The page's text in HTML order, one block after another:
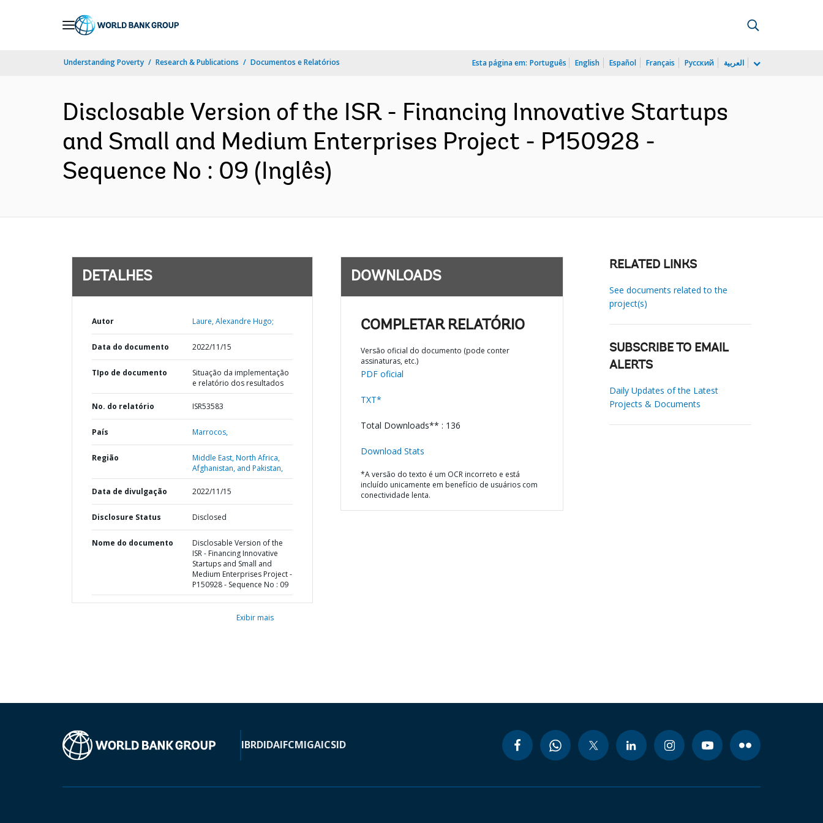
Understanding Poverty Research & Publications Documentos e Relatórios Esta página em: Português English Español Français Русский العربية
Disclosable Version of the ISR - Financing Innovative Startups
and Small and Medium Enterprises Project - P150928 -
Sequence No : 09 (Inglês)
DETALHES
Autor Laure, Alexandre Hugo;
Data do documento 2022/11/15
TIpo de documento
Situação da implementação
e relatório dos resultados
No. do relatório ISR53583
País Marrocos,
Região
Middle East, North Africa,
Afghanistan, and Pakistan,
Data de divulgação 2022/11/15
Disclosure Status Disclosed
Nome do documento
Disclosable Version of the
ISR - Financing Innovative
Startups and Small and
Medium Enterprises Project -
P150928 - Sequence No : 09
Exibir mais
DOWNLOADS
COMPLETAR RELATÓRIO
Versão oficial do documento (pode conter
assinaturas, etc.)
PDF oficial
TXT*
Total Downloads** : 136
Download Stats
*A versão do texto é um OCR incorreto e está
incluído unicamente em benefício de usuários com
conectividade lenta.
RELATED LINKS
See documents related to the
project(s)
SUBSCRIBE TO EMAIL
ALERTS
Daily Updates of the Latest
Projects & Documents
IBRDIDAIFCMIGAICSID